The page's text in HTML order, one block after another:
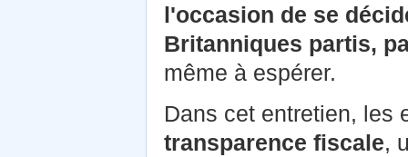
l'occasion de se
Britanniques partis,
même à espérer.
Dans cet entretien, les
transparence fiscale,